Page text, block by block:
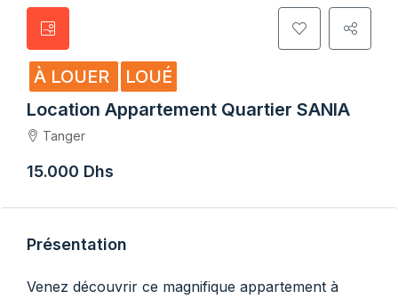
À LOUER
LOUÉ
Location Appartement Quartier SANIA
Tanger
15.000 Dhs
Présentation
Venez découvrir ce magnifique appartement à